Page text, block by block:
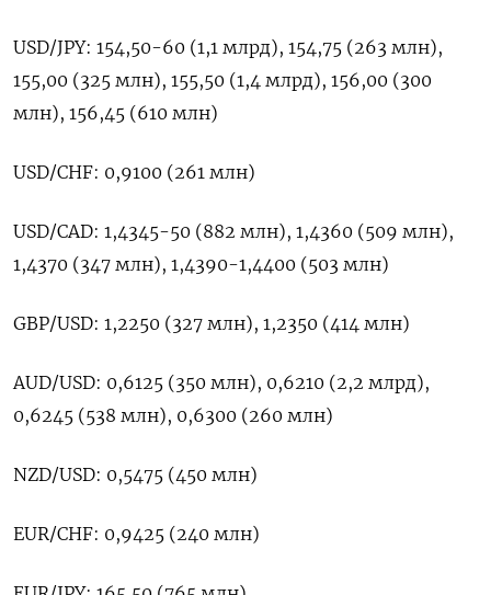
USD/JPY: 154,50-60 (1,1 млрд), 154,75 (263 млн),
155,00 (325 млн), 155,50 (1,4 млрд), 156,00 (300
млн), 156,45 (610 млн)
USD/CHF: 0,9100 (261 млн)
USD/CAD: 1,4345-50 (882 млн), 1,4360 (509 млн),
1,4370 (347 млн), 1,4390-1,4400 (503 млн)
GBP/USD: 1,2250 (327 млн), 1,2350 (414 млн)
AUD/USD: 0,6125 (350 млн), 0,6210 (2,2 млрд),
0,6245 (538 млн), 0,6300 (260 млн)
NZD/USD: 0,5475 (450 млн)
EUR/CHF: 0,9425 (240 млн)